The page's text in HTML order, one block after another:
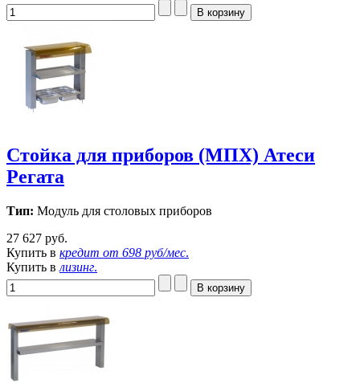
Стойка для приборов (МПХ) Атеси
Регата
Тип: Модуль для столовых приборов
27 627 руб.
Купить в кредит от 698 руб/мес.
Купить в лизинг.